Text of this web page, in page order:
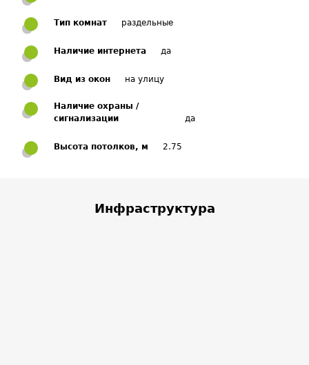
Тип комнат раздельные
Наличие интернета да
Вид из окон на улицу
Наличие охраны /
сигнализации
да
Высота потолков, м 2.75
Инфраструктура